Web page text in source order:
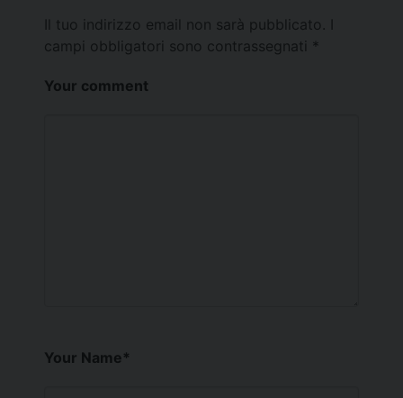
Il tuo indirizzo email non sarà pubblicato.
campi obbligatori sono contrassegnati *
Your comment
Your Name*